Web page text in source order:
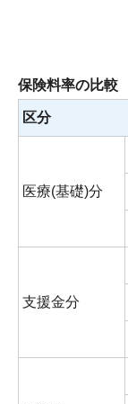
保険料率の比較
区分
医療(基礎)分
支援金分